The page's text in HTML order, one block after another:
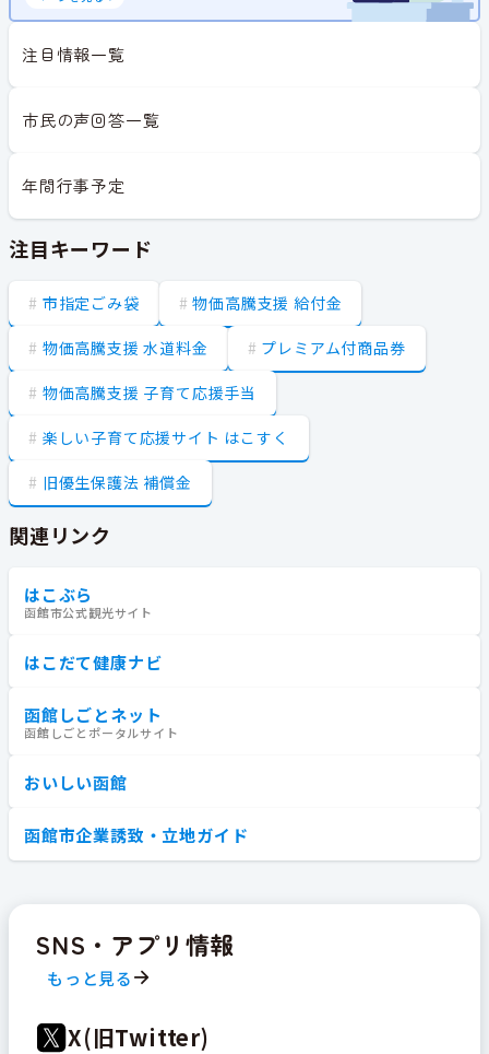
注目情報一覧
市民の声回答一覧
年間行事予定
注目キーワード
市指定ごみ袋 物価高騰支援 給付金
物価高騰支援 水道料金 プレミアム付商品券
物価高騰支援 子育て応援手当
楽しい子育て応援サイト はこすく
旧優生保護法 補償金
関連リンク
はこぶら
函館市公式観光サイト
はこだて健康ナビ
函館しごとネット
函館しごとポータルサイト
おいしい函館
函館市企業誘致・立地ガイド
SNS・アプリ情報
もっと見る
X(旧Twitter)